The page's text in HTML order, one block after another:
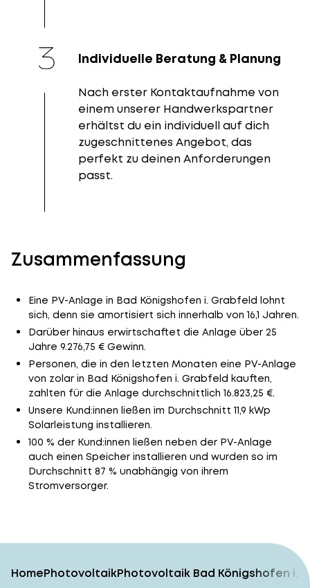
Individuelle Beratung & Planung
Nach erster Kontaktaufnahme von
einem unserer Handwerkspartner
erhältst du ein individuell auf dich
zugeschnittenes Angebot, das
perfekt zu deinen Anforderungen
passt.
Zusammenfassung
Eine PV-Anlage in Bad Königshofen i. Grabfeld lohnt
sich, denn sie amortisiert sich innerhalb von 16,1 Jahren.
Darüber hinaus erwirtschaftet die Anlage über 25
Jahre 9.276,75 € Gewinn.
Personen, die in den letzten Monaten eine PV-Anlage
von zolar in Bad Königshofen i. Grabfeld kauften,
zahlten für die Anlage durchschnittlich 16.823,25 €.
Unsere Kund:innen ließen im Durchschnitt 11,9 kWp
Solarleistung installieren.
100 % der Kund:innen ließen neben der PV-Anlage
auch einen Speicher installieren und wurden so im
Durchschnitt 87 % unabhängig von ihrem
Stromversorger.
HomePhotovoltaikPhotovoltaik Bad Königshofen i.